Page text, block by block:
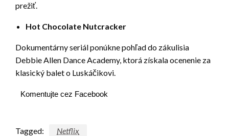
prežiť.
Hot Chocolate Nutcracker
Dokumentárny seriál ponúkne pohľad do zákulisia
Debbie Allen Dance Academy, ktorá získala ocenenie za
klasický balet o Luskáčikovi.
Komentujte cez Facebook
Tagged: Netflix